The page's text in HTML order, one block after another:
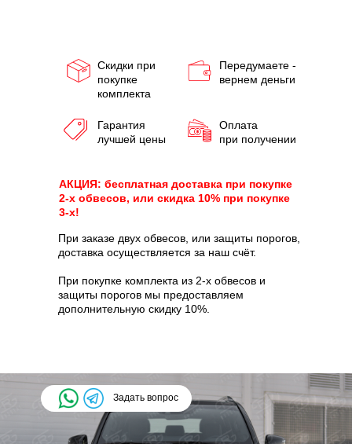
Скидки при
покупке
комплекта
Передумаете -
вернем деньги
Гарантия
лучшей цены
Оплата
при получении
АКЦИЯ: бесплатная доставка при покупке
2-х обвесов, или скидка 10% при покупке
3-х!
При заказе двух обвесов, или защиты порогов,
доставка осуществляется за наш счёт.
При покупке комплекта из 2-х обвесов и
защиты порогов мы предоставляем
дополнительную скидку 10%.
Задать вопрос